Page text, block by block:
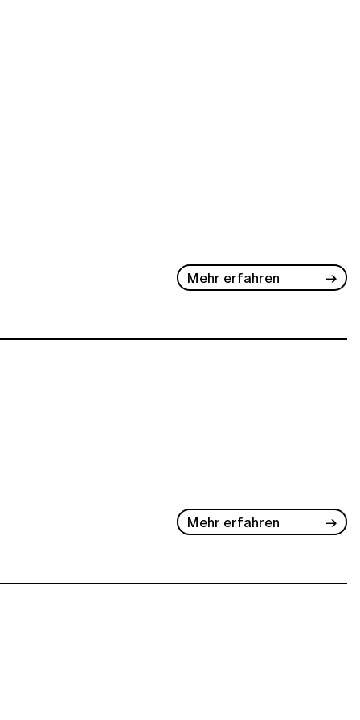
Mehr erfahren
Mehr erfahren